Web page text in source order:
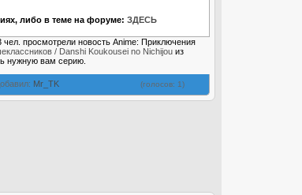
либо в теме на форуме: ЗДЕСЬ
чел. просмотрели новость Anime: Приключения
/ Danshi Koukousei no Nichijou из
нужную вам серию.
(голосов: 1)
Mr_TK